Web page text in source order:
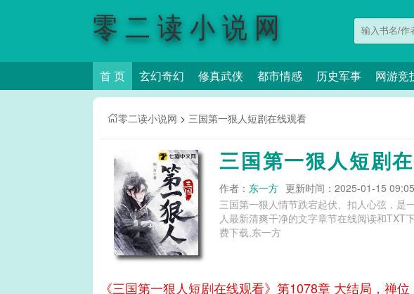
零二读小说网
首 页 玄幻奇幻 修真武侠 都市情感 历史军事 网游竞
零二读小说网 > 三国第一狠人短剧在线观看
三国第一狠人短剧
作者： 东一方 更新时间：2025-01-15
三国第一狠人情节跌宕起伏、扣人心弦，是
人最新清爽干净的文字章节在线阅读和TXT下载。 三国第一狠人免费阅读,三国第一狠人TXT下载,三国第一狠人是谁,三国第
费下载,东一方
《三国第一狠人短剧在线观看》第1078章 大结局，禅位